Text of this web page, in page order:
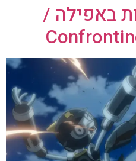
עימות באפילה /